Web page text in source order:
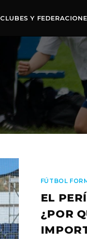
CLUBES Y
FÚTBOL
EL
¿POR